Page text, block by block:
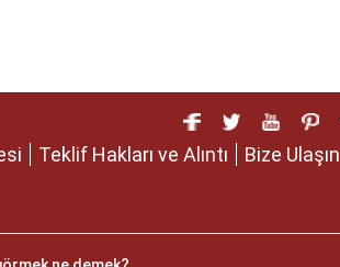
Teklif Hakları ve Alıntı Bize Ulaşın